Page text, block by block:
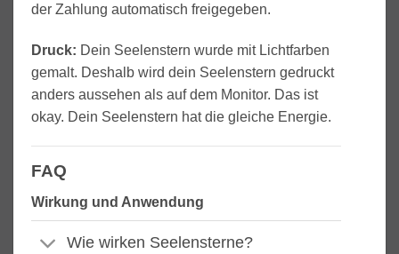
der Zahlung automatisch freigegeben.
Druck: Dein Seelenstern wurde mit Lichtfarben
gemalt. Deshalb wird dein Seelenstern gedruckt
anders aussehen als auf dem Monitor. Das ist
okay. Dein Seelenstern hat die gleiche Energie.
FAQ
Wirkung und Anwendung
Wie wirken Seelensterne?